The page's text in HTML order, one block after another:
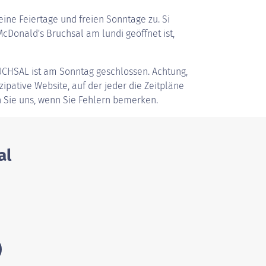
Feiertage und freien Sonntage zu. Si
Bruchsal am lundi geöffnet ist,
ist am Sonntag geschlossen. Achtung,
Website, auf der jeder die Zeitpläne
uns, wenn Sie Fehlern bemerken.